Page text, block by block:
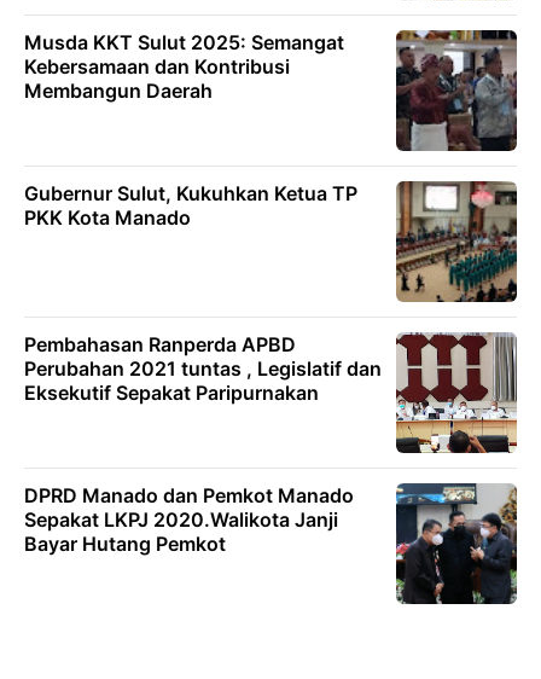
Musda KKT Sulut 2025: Semangat
Kebersamaan dan Kontribusi
Membangun Daerah
Gubernur Sulut, Kukuhkan Ketua TP
PKK Kota Manado
Pembahasan Ranperda APBD
Perubahan 2021 tuntas , Legislatif dan
Eksekutif Sepakat Paripurnakan
DPRD Manado dan Pemkot Manado
Sepakat LKPJ 2020.Walikota Janji
Bayar Hutang Pemkot